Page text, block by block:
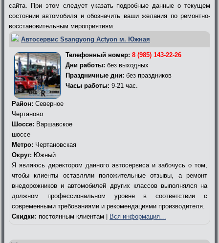
сайта. При этом следует указать подробные данные о текущем
состоянии автомобиля и обозначить ваши желания по ремонтно-
восстановительным мероприятиям.
Автосервис Ssangyong Actyon м. Южная
Телефонный номер: 8 (985) 143-22-26
Дни работы: без выходных
Праздничные дни: без праздников
Часы работы: 9-21 час.
Район: Северное
Чертаново
Шоссе: Варшавское
шоссе
Метро: Чертановская
Округ: Южный
Я являюсь директором данного автосервиса и забочусь о том,
чтобы клиенты оставляли положительные отзывы, а ремонт
внедорожников и автомобилей других классов выполнялся на
должном профессиональном уровне в соответствии с
современными требованиями и рекомендациями производителя.
Скидки: постоянным клиентам | Вся информация…